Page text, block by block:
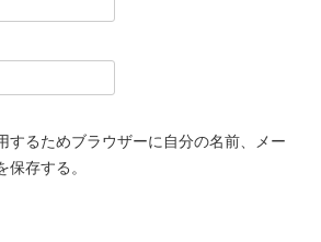
するためブラウザーに自分の名前、メー
存する。